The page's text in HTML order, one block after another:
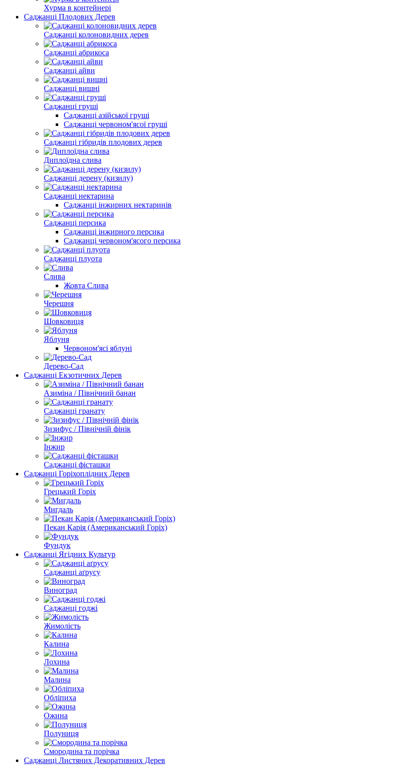
Хурма в контейнері
Саджанці Плодових Дерев
Саджанці колоновидних дерев
Саджанці абрикоса
Саджанці айви
Саджанці вишні
Саджанці груші
Саджанці азійської груші
Саджанці червоном'ясої груші
Саджанці гібридів плодових дерев
Диплоїдна слива
Саджанці дерену (кизилу)
Саджанці нектарина
Саджанці інжирних нектаринів
Саджанці персика
Саджанці інжирного персика
Саджанці червоном'ясого персика
Саджанці плуота
Слива
Жовта Слива
Черешня
Шовковиця
Яблуня
Червоном'ясі яблуні
Дерево-Сад
Саджанці Екзотичних Дерев
Азиміна / Північний банан
Саджанці гранату
Зизифус / Північній фінік
Інжир
Саджанці фісташки
Саджанці Горіхоплідних Дерев
Грецький Горіх
Мигдаль
Пекан Карія (Американський Горіх)
Фундук
Саджанці Ягідних Культур
Саджанці аґрусу
Виноград
Саджанці годжі
Жимолість
Калина
Лохина
Малина
Обліпиха
Ожина
Полуниця
Cмородина та порічка
Саджанці Листяних Декоративних Дерев